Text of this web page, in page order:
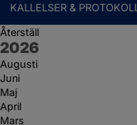
KALLELSER & PROTOKOLL
Återställ
År:
2026
Augusti
Juni
Maj
April
Mars